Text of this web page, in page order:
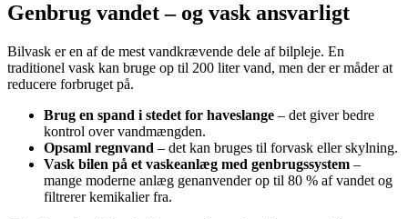
Genbrug vandet – og vask ansvarligt
Bilvask er en af de mest vandkrævende dele af bilpleje. En
traditionel vask kan bruge op til 200 liter vand, men der er måder at
reducere forbruget på.
Brug en spand i stedet for haveslange – det giver bedre
kontrol over vandmængden.
Opsaml regnvand – det kan bruges til forvask eller skylning.
Vask bilen på et vaskeanlæg med genbrugssystem –
mange moderne anlæg genanvender op til 80 % af vandet og
filtrerer kemikalier fra.